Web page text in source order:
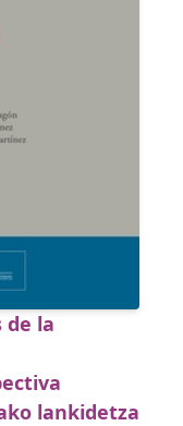
de la
lankidetza